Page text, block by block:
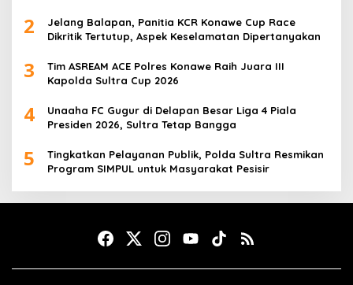
2
Jelang Balapan, Panitia KCR Konawe Cup Race
Dikritik Tertutup, Aspek Keselamatan Dipertanyakan
3
Tim ASREAM ACE Polres Konawe Raih Juara III
Kapolda Sultra Cup 2026
4
Unaaha FC Gugur di Delapan Besar Liga 4 Piala
Presiden 2026, Sultra Tetap Bangga
5
Tingkatkan Pelayanan Publik, Polda Sultra Resmikan
Program SIMPUL untuk Masyarakat Pesisir